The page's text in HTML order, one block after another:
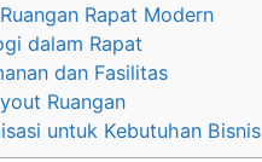
Rapat Modern
dalam Rapat
dan Fasilitas
Ruangan
untuk Kebutuhan Bisnis